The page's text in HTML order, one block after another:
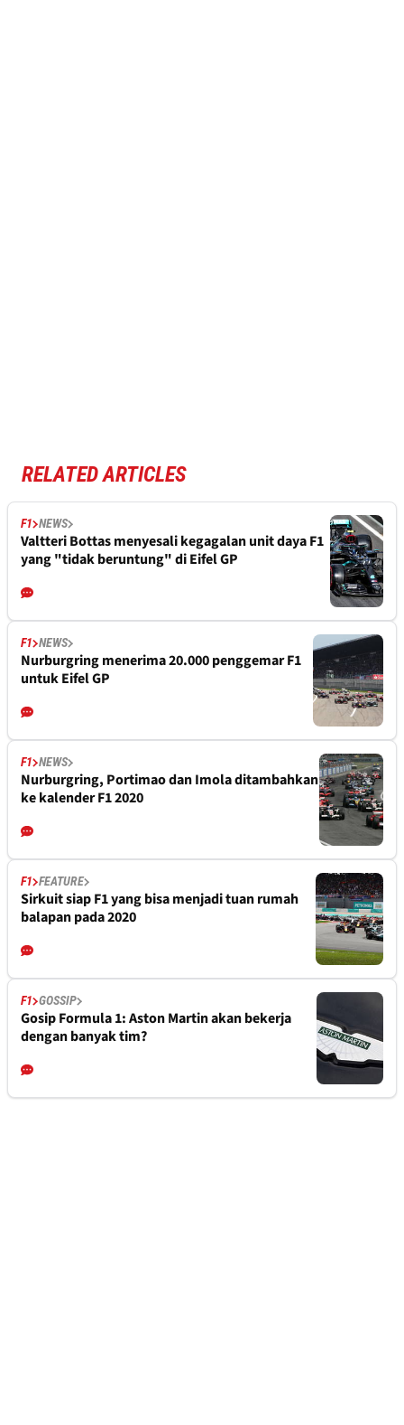
RELATED ARTICLES
F1 NEWS
Valtteri Bottas menyesali kegagalan unit daya F1
yang "tidak beruntung" di Eifel GP
F1 NEWS
Nurburgring menerima 20.000 penggemar F1
untuk Eifel GP
F1 NEWS
Nurburgring, Portimao dan Imola ditambahkan
ke kalender F1 2020
F1 FEATURE
Sirkuit siap F1 yang bisa menjadi tuan rumah
balapan pada 2020
F1 GOSSIP
Gosip Formula 1: Aston Martin akan bekerja
dengan banyak tim?